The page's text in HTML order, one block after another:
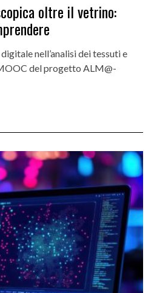
oltre il vetrino:
nell’analisi dei tessuti e
del progetto ALM@-